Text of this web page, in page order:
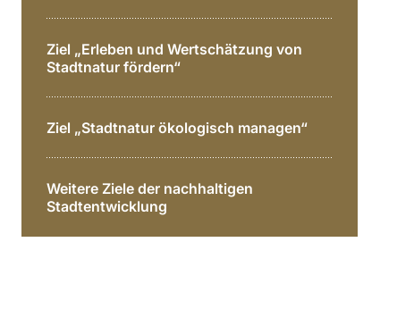
Ziel „Erleben und Wertschätzung von
Stadtnatur fördern“
Ziel „Stadtnatur ökologisch managen“
Weitere Ziele der nachhaltigen
Stadtentwicklung